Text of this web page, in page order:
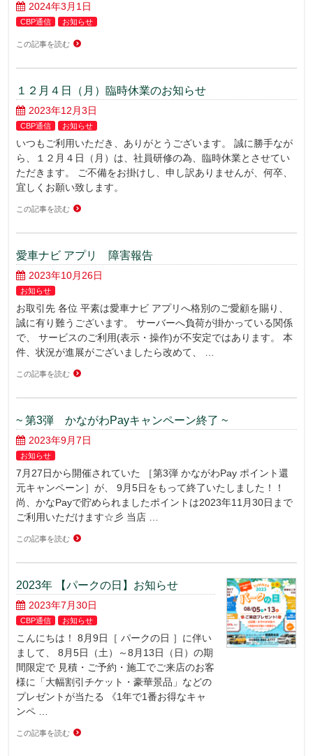
2024年3月1日
CBP通信 お知らせ
この記事を読む
１２月４日（月）臨時休業のお知らせ
2023年12月3日
CBP通信 お知らせ
いつもご利用いただき、ありがとうございます。 誠に勝手なが
ら、１２月４日（月）は、社員研修の為、臨時休業とさせてい
ただきます。 ご不備をお掛けし、申し訳ありませんが、何卒、
宜しくお願い致します。
この記事を読む
愛車ナビ アプリ 障害報告
2023年10月26日
お知らせ
お取引先 各位 平素は愛車ナビ アプリへ格別のご愛顧を賜り、
誠に有り難うございます。 サーバーへ負荷が掛かっている関係
で、 サービスのご利用(表示・操作)が不安定ではあります。 本
件、状況が進展がございましたら改めて、 …
この記事を読む
~ 第3弾 かながわPayキャンペーン終了 ~
2023年9月7日
お知らせ
7月27日から開催されていた ［第3弾 かながわPay ポイント還
元キャンペーン］が、 9月5日をもって終了いたしました！！
尚、かなPayで貯められましたポイントは2023年11月30日まで
ご利用いただけます☆彡 当店 …
この記事を読む
2023年 【パークの日】お知らせ
2023年7月30日
CBP通信 お知らせ
こんにちは！ 8月9日［ パークの日 ］に伴い
まして、 8月5日（土）～8月13日（日）の期
間限定で 見積・ご予約・施工でご来店のお客
様に「大幅割引チケット・豪華景品」などの
プレゼントが当たる 《1年で1番お得なキャ
ンペ …
この記事を読む